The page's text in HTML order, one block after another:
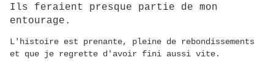
Ils feraient presque partie de mon
entourage.
L'histoire est prenante, pleine de rebondissements
et que je regrette d'avoir fini aussi vite.